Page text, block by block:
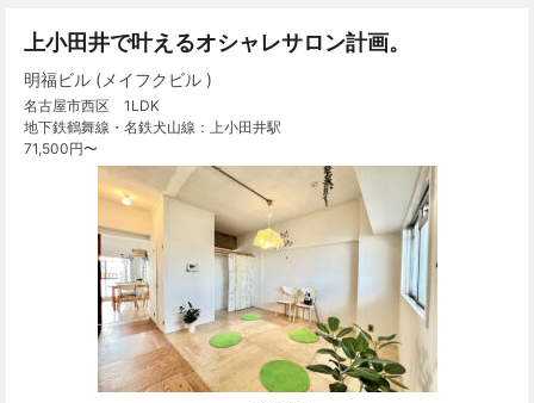
上小田井で叶えるオシャレサロン計画。
明福ビル (メイフクビル )
名古屋市西区 1LDK
地下鉄鶴舞線・名鉄犬山線：上小田井駅
71,500円〜